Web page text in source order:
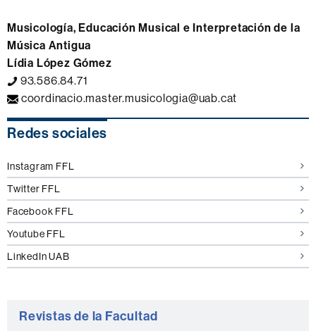
Musicología, Educación Musical e Interpretación de la
Música Antigua
Lídia López Gómez
93.586.84.71
coordinacio.master.musicologia@uab.cat
Información
Redes sociales
Instagram FFL
Twitter FFL
Facebook FFL
Youtube FFL
LinkedIn UAB
Revistas de la Facultad